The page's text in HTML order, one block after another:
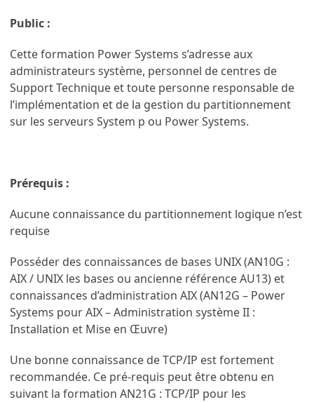
Public :
Cette formation Power Systems s’adresse aux
administrateurs système, personnel de centres de
Support Technique et toute personne responsable de
l’implémentation et de la gestion du partitionnement
sur les serveurs System p ou Power Systems.
Prérequis :
Aucune connaissance du partitionnement logique n’est
requise
Posséder des connaissances de bases UNIX (AN10G :
AIX / UNIX les bases ou ancienne référence AU13) et
connaissances d’administration AIX (AN12G – Power
Systems pour AIX – Administration système II :
Installation et Mise en Œuvre)
Une bonne connaissance de TCP/IP est fortement
recommandée. Ce pré-requis peut être obtenu en
suivant la formation AN21G : TCP/IP pour les